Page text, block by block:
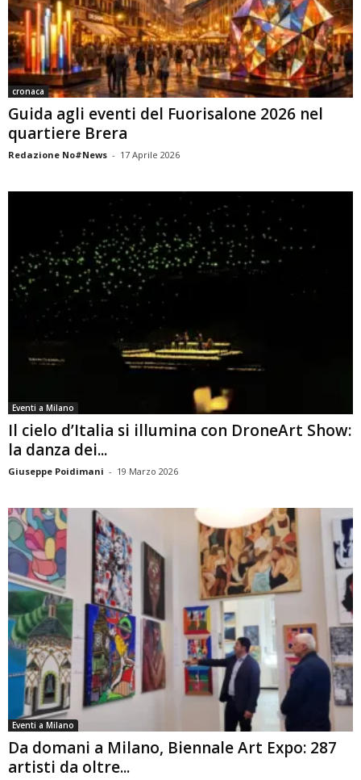
cronaca
Guida agli eventi del Fuorisalone 2026 nel
quartiere Brera
Redazione No#News - 17 Aprile 2026
Eventi a Milano
Il cielo d’Italia si illumina con DroneArt Show:
la danza dei...
Giuseppe Poidimani - 19 Marzo 2026
Eventi a Milano
Da domani a Milano, Biennale Art Expo: 287
artisti da oltre...